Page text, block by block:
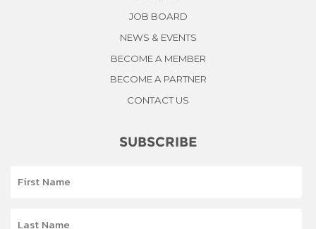
JOB BOARD
NEWS & EVENTS
BECOME A MEMBER
BECOME A PARTNER
CONTACT US
SUBSCRIBE